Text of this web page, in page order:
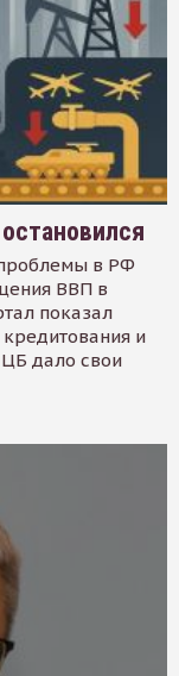
в РФ
ВВП в
показал
и
ЦБ дало свои